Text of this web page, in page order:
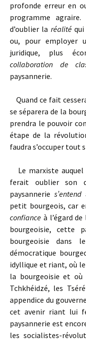
profonde erreur en
programme
d’oublier la réalité
ou, pour employer
juridique, plus
collaboration de
paysannerie.
Quand ce fait
se séparera de la
prendra le pouvoir
étape de la
faudra s’occuper tout
Le marxiste
ferait oublier son
paysannerie s’entend
petit bourgeois, car
confiance à l’égard
bourgeoisie, cette
bourgeoisie dans
démocratique
idyllique et riant, où le
la bourgeoisie et où
Tchkhéidzé, les
appendice du
cet avenir riant lui
paysannerie est
les socialistes-